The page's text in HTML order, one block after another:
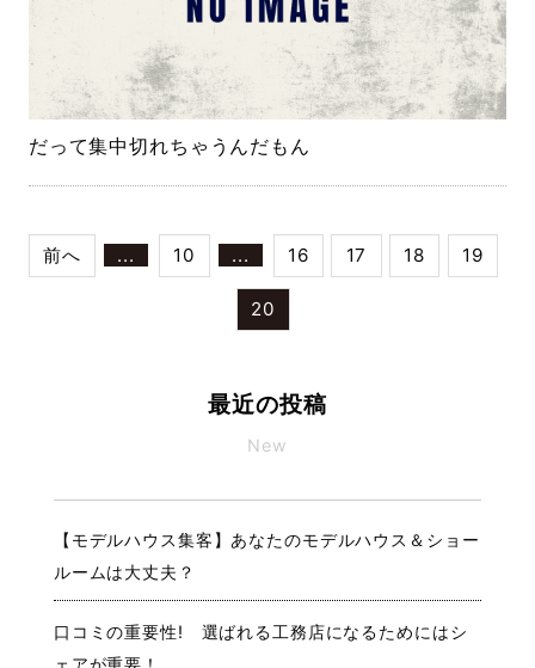
だって集中切れちゃうんだもん
前へ ... 10 ... 16 17 18 19
20
最近の投稿
New
【モデルハウス集客】あなたのモデルハウス＆ショー
ルームは大丈夫？
口コミの重要性! 選ばれる工務店になるためにはシ
ェアが重要！